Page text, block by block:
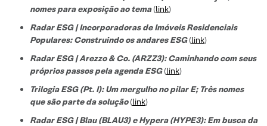
nomes para exposição ao tema(link)
Radar ESG | Incorporadoras de Imóveis Residenciais
Populares: Construindo os andares ESG(link)
Radar ESG | Arezzo & Co. (ARZZ3): Caminhando com seus
próprios passos pela agenda ESG(link)
Trilogia ESG (Pt. I): Um mergulho no pilar E; Três nomes
que são parte da solução(link)
Radar ESG | Blau (BLAU3) e Hypera (HYPE3): Em busca da